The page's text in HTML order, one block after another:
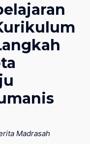
Madrasah